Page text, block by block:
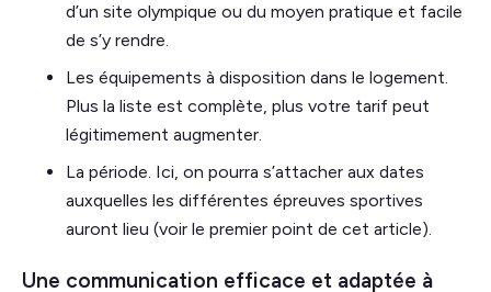
d’un site olympique ou du moyen pratique et facile
de s’y rendre.
Les équipements à disposition dans le logement.
Plus la liste est complète, plus votre tarif peut
légitimement augmenter.
La période. Ici, on pourra s’attacher aux dates
auxquelles les différentes épreuves sportives
auront lieu (voir le premier point de cet article).
Une communication efficace et adaptée à